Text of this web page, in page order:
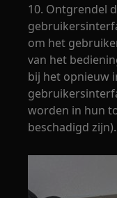
10. Ontgrendel
om het
van het
bij het opnieuw
worden in hun
beschadigd zijn).